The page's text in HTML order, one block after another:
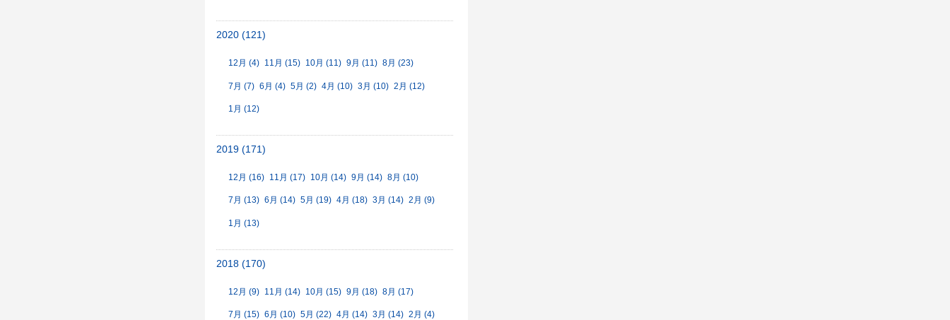
2020 (121)
12月 (4) 11月 (15) 10月 (11) 9月 (11) 8月 (23)
7月 (7) 6月 (4) 5月 (2) 4月 (10) 3月 (10) 2月 (12)
1月 (12)
2019 (171)
12月 (16) 11月 (17) 10月 (14) 9月 (14) 8月 (10)
7月 (13) 6月 (14) 5月 (19) 4月 (18) 3月 (14) 2月 (9)
1月 (13)
2018 (170)
12月 (9) 11月 (14) 10月 (15) 9月 (18) 8月 (17)
7月 (15) 6月 (10) 5月 (22) 4月 (14) 3月 (14) 2月 (4)